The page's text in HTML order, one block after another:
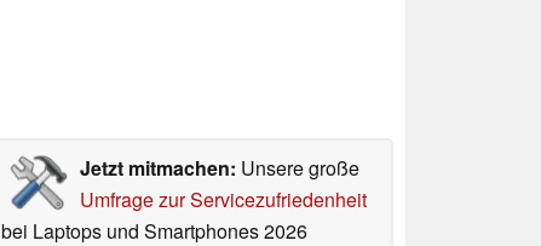
Jetzt mitmachen: Unsere große
Umfrage zur Servicezufriedenheit
bei Laptops und Smartphones 2026